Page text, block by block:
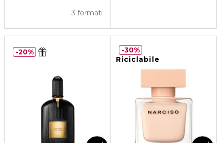
3 formati
20%
Riciclabile
30%